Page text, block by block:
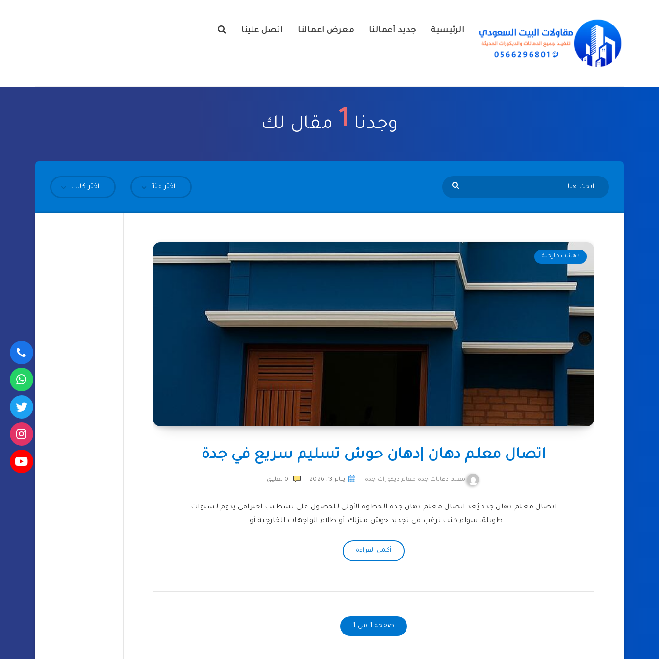
الرئيسية جديد أعمالنا معرض اعمالنا اتصل علينا
وجدنا 1 مقال لك
اختر كاتب اختر فئة
دهانات خارجية
اتصال معلم دهان |دهان حوش تسليم سريع في جدة
معلم دهانات جدة معلم ديكورات جدة يناير 13, 2026 0 تعليق
اتصال معلم دهان جدة يُعد اتصال معلم دهان جدة الخطوة الأولى للحصول على تشطيب احترافي يدوم لسنوات
طويلة، سواء كنت ترغب في تجديد حوش منزلك أو طلاء الواجهات الخارجية أو…
أكمل القراءة
صفحة 1 من 1